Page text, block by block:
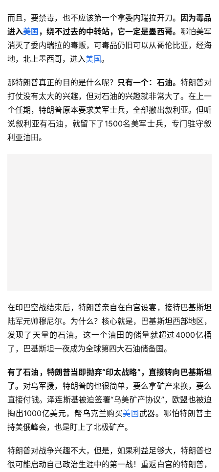
而且，要禁毒，也不应该第一个拿委内瑞拉开刀。
因为毒品
进入美国 ，绕不过去的中转站，它一定是墨西哥。 哪怕美军
消灭了委内瑞拉的毒贩，可毒品仍旧可以从哥伦比亚，经海
地，北上墨西哥，进入美国。
那特朗普真正的目的是什么呢？ 只有一个：石油。 特朗普对
打仗没有太大的兴趣，但对石油的兴趣就非常大了。在上一
个任期，特朗普原本要求美军士兵，全部撤出叙利亚。但听
说叙利亚有石油，就留下了1500名美军士兵，专门驻守叙
利亚油田。
在印巴空战结束后，特朗普亲自在白宫设宴，接待巴基斯坦
陆军元帅穆尼尔。为什么？核心就是，巴基斯坦西部地区，
发现了天量的石油。这一个油田的储量就超过4000亿桶
了，巴基斯坦一夜成为全球第四大石油储备国。
有了石油，特朗普当即抛弃“印太战略” ，直接转向巴基斯坦
了。 对乌军援，特朗普的也很简单，要么拿矿产来换，要么
直接付钱。泽连斯基被迫签署“乌美矿产协议”，欧盟也被迫
掏出1000亿美元，帮乌克兰购买美国武器。哪怕特朗普主
持美俄峰会，也是盯上了北极矿产。
特朗普对战争兴趣不大，但是，如果利益足够大，特朗普也
很可能启动自己政治生涯中的第一战！重返白宫的特朗普，